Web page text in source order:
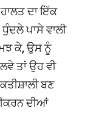
ਦਾ ਇੱਕ
ਪਾਸੇ ਵਾਲੀ
ਕੇ, ਉਸ ਨੂੰ
ਤਾਂ ਉਹ ਵੀ
ਬਣ
ਦੀਆਂ